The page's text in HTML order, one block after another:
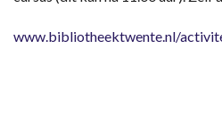
www.bibliotheektwente.nl/